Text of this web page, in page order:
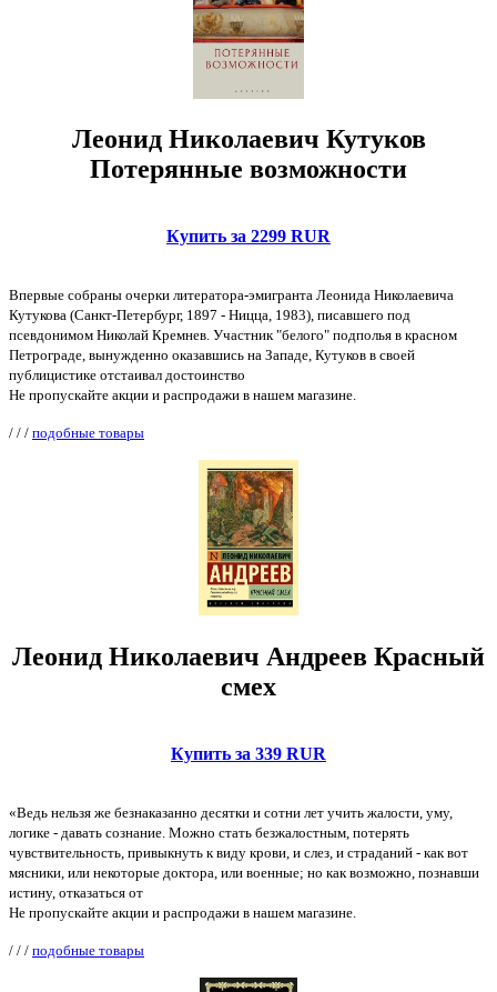
Леонид Николаевич Кутуков
Потерянные возможности
Купить за 2299 RUR
Впервые собраны очерки литератора-эмигранта Леонида Николаевича
Кутукова (Санкт-Петербург, 1897 - Ницца, 1983), писавшего под
псевдонимом Николай Кремнев. Участник "белого" подполья в красном
Петрограде, вынужденно оказавшись на Западе, Кутуков в своей
публицистике отстаивал достоинство
Не пропускайте акции и распродажи в нашем магазине.
/ / / подобные товары
Леонид Николаевич Андреев Красный
смех
Купить за 339 RUR
«Ведь нельзя же безнаказанно десятки и сотни лет учить жалости, уму,
логике - давать сознание. Можно стать безжалостным, потерять
чувствительность, привыкнуть к виду крови, и слез, и страданий - как вот
мясники, или некоторые доктора, или военные; но как возможно, познавши
истину, отказаться от
Не пропускайте акции и распродажи в нашем магазине.
/ / / подобные товары